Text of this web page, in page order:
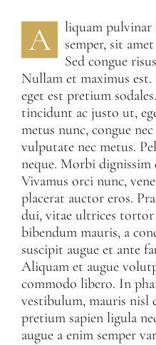
A
liquam pulvinar
semper, sit
Sed congue
Nullam et maximus
eget est pretium
tincidunt ac justo ut,
metus nunc, congue
vulputate nec metus.
neque. Morbi
Vivamus orci nunc,
placerat auctor eros.
dui, vitae ultrices tortor
bibendum mauris, a
suscipit augue et ante
Aliquam et augue
commodo libero. In
vestibulum, mauris nisl
pretium sapien ligula
augue a enim semper